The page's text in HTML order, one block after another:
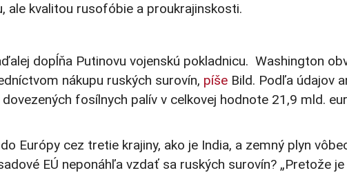
ale kvalitou rusofóbie a proukrajinskosti.
dopĺňa Putinovu vojenskú pokladnicu. Washington
nákupu ruských surovín, píše Bild. Podľa údajov
fosílnych palív v celkovej hodnote 21,9 mld.
Európy cez tretie krajiny, ako je India, a zemný plyn
EÚ neponáhľa vzdať sa ruských surovín? „Pretože